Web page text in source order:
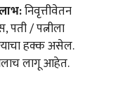
निवृत्तीवेतन
पती / पत्नीला
हक्क असेल.
लागू आहेत.